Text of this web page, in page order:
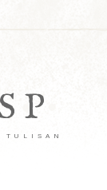
TULISAN